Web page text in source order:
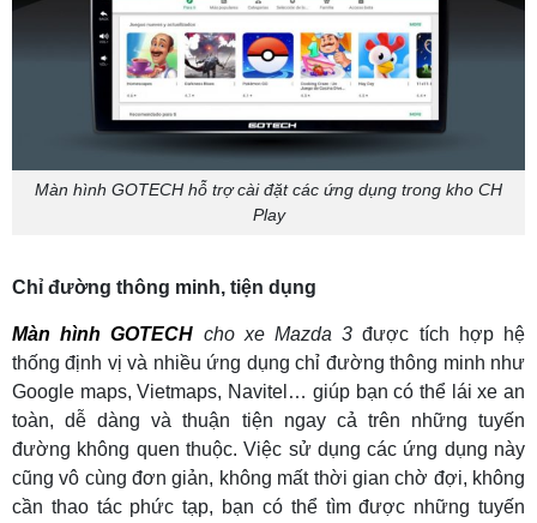
Màn hình GOTECH hỗ trợ cài đặt các ứng dụng trong kho CH
Play
Chỉ đường thông minh, tiện dụng
Màn hình GOTECH cho xe Mazda 3 được tích hợp hệ
thống định vị và nhiều ứng dụng chỉ đường thông minh như
Google maps, Vietmaps, Navitel… giúp bạn có thể lái xe an
toàn, dễ dàng và thuận tiện ngay cả trên những tuyến
đường không quen thuộc. Việc sử dụng các ứng dụng này
cũng vô cùng đơn giản, không mất thời gian chờ đợi, không
cần thao tác phức tạp, bạn có thể tìm được những tuyến